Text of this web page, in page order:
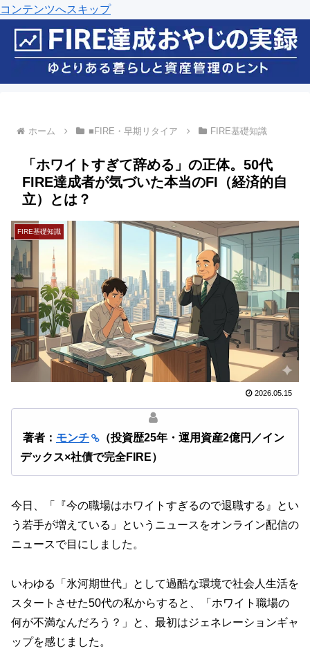
コンテンツへスキップ
ホーム ■FIRE・早期リタイア FIRE基礎知識
「ホワイトすぎて辞める」の正体。50代
FIRE達成者が気づいた本当のFI（経済的自
立）とは？
FIRE基礎知識
2026.05.15
著者： モンチ
（投資歴25年・運用資産2億円／イン
デックス×社債で完全FIRE）
今日、「『今の職場はホワイトすぎるので退職する』とい
う若手が増えている」というニュースをオンライン配信の
ニュースで目にしました。
いわゆる「氷河期世代」として過酷な環境で社会人生活を
スタートさせた50代の私からすると、「ホワイト職場の
何が不満なんだろう？」と、最初はジェネレーションギャ
ップを感じました。